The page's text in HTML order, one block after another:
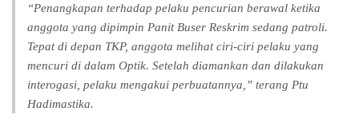
“Penangkapan terhadap pelaku pencurian berawal ketika
anggota yang dipimpin Panit Buser Reskrim sedang patroli.
Tepat di depan TKP, anggota melihat ciri-ciri pelaku yang
mencuri di dalam Optik. Setelah diamankan dan dilakukan
interogasi, pelaku mengakui perbuatannya,” terang Ptu
Hadimastika.